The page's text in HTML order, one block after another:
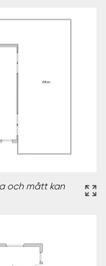
och mått kan